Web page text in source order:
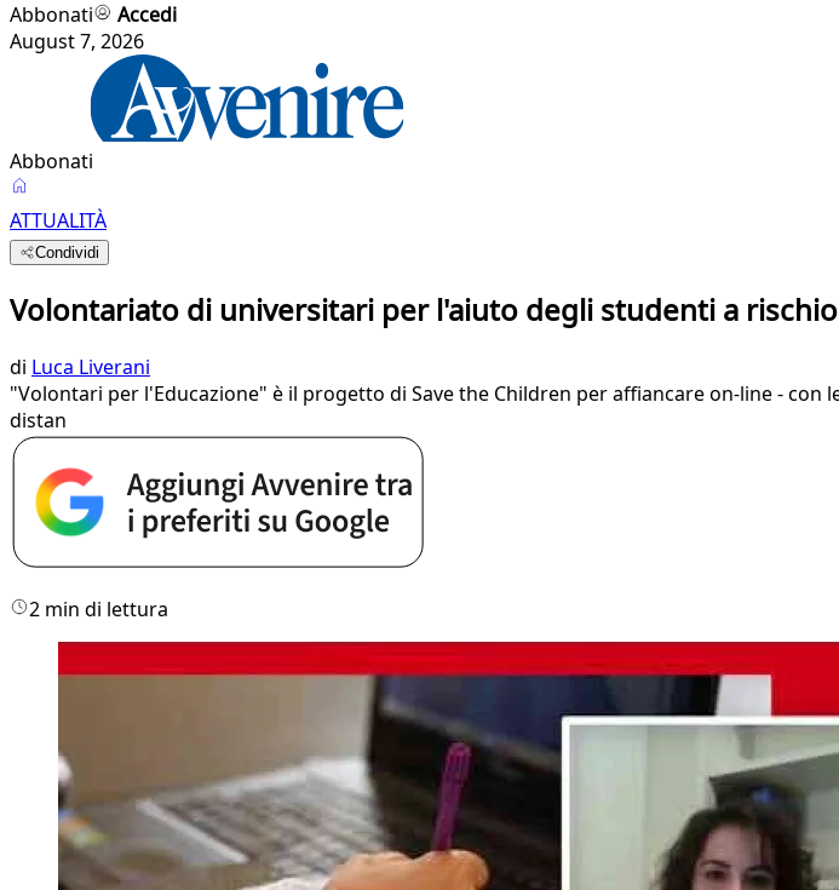
Abbonati
Accedi
August 7, 2026
Abbonati
ATTUALITÀ
Condividi
Volontariato di universitari per l'aiuto degli studenti a rischio
di Luca Liverani
"Volontari per l'Educazione" è il progetto di Save the Children per affiancare on-line -
distan
2 min di lettura